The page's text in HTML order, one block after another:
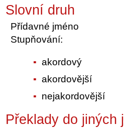
Slovní druh
Přídavné jméno
Stupňování:
akordový
akordovější
nejakordovější
Překlady do jiných